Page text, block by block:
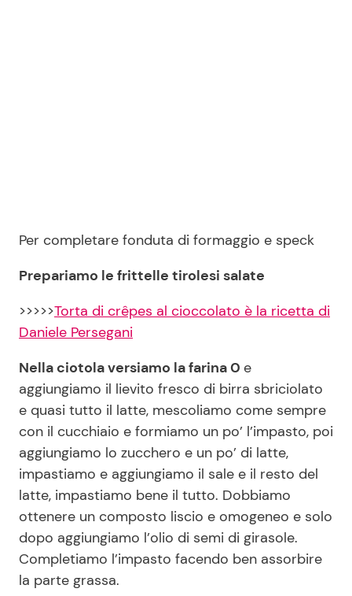
Per completare fonduta di formaggio e speck
Prepariamo le frittelle tirolesi salate
>>>>>Torta di crêpes al cioccolato è la ricetta di
Daniele Persegani
Nella ciotola versiamo la farina 0 e
aggiungiamo il lievito fresco di birra sbriciolato
e quasi tutto il latte, mescoliamo come sempre
con il cucchiaio e formiamo un po’ l’impasto, poi
aggiungiamo lo zucchero e un po’ di latte,
impastiamo e aggiungiamo il sale e il resto del
latte, impastiamo bene il tutto. Dobbiamo
ottenere un composto liscio e omogeneo e solo
dopo aggiungiamo l’olio di semi di girasole.
Completiamo l’impasto facendo ben assorbire
la parte grassa.